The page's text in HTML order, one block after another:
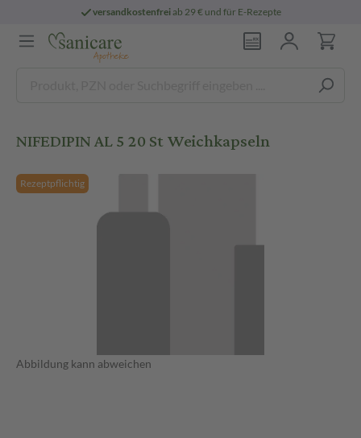
versandkostenfreiab 29 € und für E-Rezepte
NIFEDIPIN AL 5 20 St Weichkapseln
Rezeptpflichtig
Abbildung kann abweichen